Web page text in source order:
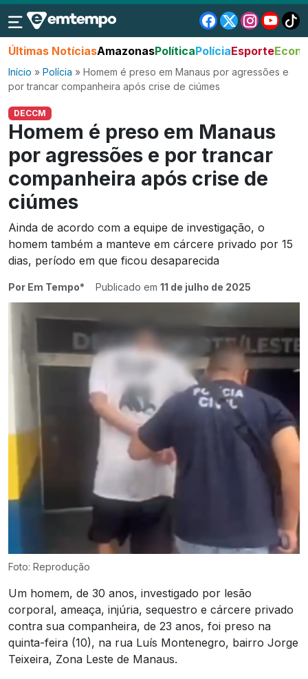
Últimas NotíciasAmazonasPolíticaPolíciaEsporte
Início » Polícia » Homem é preso em Manaus por agressões e
por trancar companheira após crise de ciúmes
DECCM
Homem é preso em Manaus
por agressões e por trancar
companheira após crise de
ciúmes
Ainda de acordo com a equipe de investigação, o
homem também a manteve em cárcere privado por 15
dias, período em que ficou desaparecida
Por Em Tempo* Publicado em 11 de julho de 2025
Foto: Reprodução
Um homem, de 30 anos, investigado por lesão
corporal, ameaça, injúria, sequestro e cárcere privado
contra sua companheira, de 23 anos, foi preso na
quinta-feira (10), na rua Luís Montenegro, bairro Jorge
Teixeira, Zona Leste de Manaus.